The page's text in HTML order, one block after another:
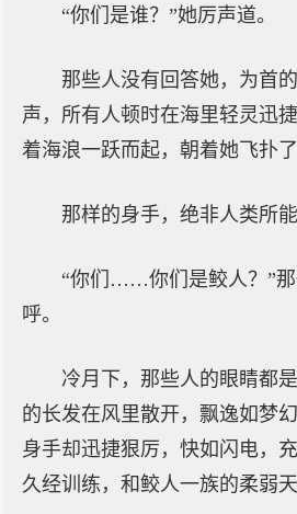
“你们是谁？”她厉声道。
那些人没有回答她，为首
声，所有人顿时在海里轻灵迅
着海浪一跃而起，朝着她飞扑了
那样的身手，绝非人类所能
“你们……你们是鲛人？”
呼。
冷月下，那些人的眼睛都
的长发在风里散开，飘逸如梦
身手却迅捷狠厉，快如闪电，
久经训练，和鲛人一族的柔弱天